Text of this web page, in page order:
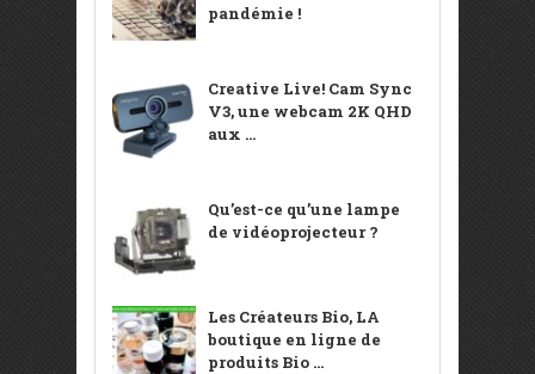
pandémie !
Creative Live! Cam Sync
V3, une webcam 2K QHD
aux ...
Qu’est-ce qu’une lampe
de vidéoprojecteur ?
Les Créateurs Bio, LA
boutique en ligne de
produits Bio ...